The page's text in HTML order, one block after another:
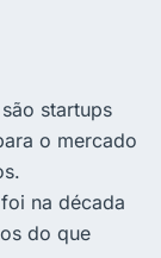
startups
o mercado
na década
do que